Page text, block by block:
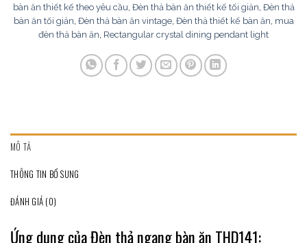
bàn ăn thiết kế theo yêu cầu, Đèn thả bàn ăn thiết kế tối giản, Đèn thả
bàn ăn tối giản, Đèn thả bàn ăn vintage, Đèn thả thiết kế bàn ăn, mua
đèn thả bàn ăn, Rectangular crystal dining pendant light
MÔ TẢ
THÔNG TIN BỔ SUNG
ĐÁNH GIÁ (0)
Ứng dụng của Đèn thả ngang bàn ăn THD141: